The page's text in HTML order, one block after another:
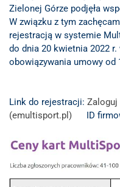
Zielonej Górze podjęła
W związku z tym
rejestracją w systemie
do dnia 20 kwietnia 2022
obowiązywania umowy od
Link do rejestracji:
(emultisport.pl) ID